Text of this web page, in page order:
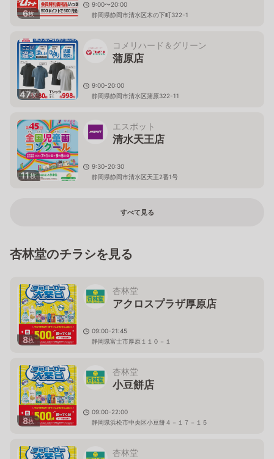
6枚
9:00〜20:00
静岡県静岡市清水区木の下町322-1
47枚
コメリハード＆グリーン
蒲原店
9:00-20:00
静岡県静岡市清水区蒲原322-11
11枚
エスポット
清水天王店
9:30-20:30
静岡県静岡市清水区天王2番1号
すべて見る
杏林堂のチラシを見る
8枚
杏林堂
アクロスプラザ厚原店
09:00-21:45
静岡県富士市厚原１１０－１
8枚
杏林堂
小豆餅店
09:00-22:00
静岡県浜松市中央区小豆餅４－１７－１５
杏林堂